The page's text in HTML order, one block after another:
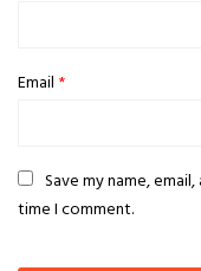
Email *
Save my name,
time I comment.